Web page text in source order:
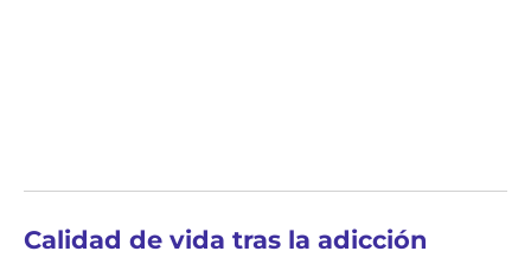
Calidad de vida tras la adicción